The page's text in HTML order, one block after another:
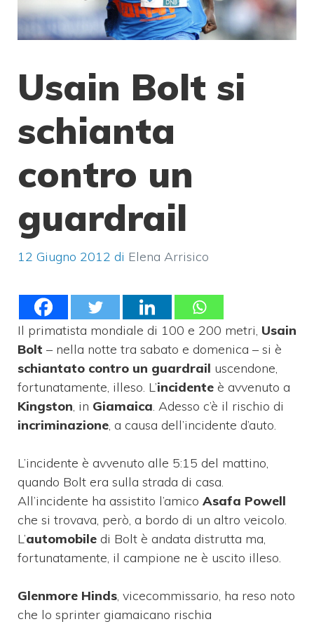
Usain Bolt si
schianta
contro un
guardrail
12 Giugno 2012 di Elena Arrisico
Il primatista mondiale di 100 e 200 metri, Usain
Bolt – nella notte tra sabato e domenica – si è
schiantato contro un guardrail uscendone,
fortunatamente, illeso. L’incidente è avvenuto a
Kingston, in Giamaica. Adesso c’è il rischio di
incriminazione, a causa dell’incidente d’auto.
L’incidente è avvenuto alle 5:15 del mattino,
quando Bolt era sulla strada di casa.
All’incidente ha assistito l’amico Asafa Powell
che si trovava, però, a bordo di un altro veicolo.
L’automobile di Bolt è andata distrutta ma,
fortunatamente, il campione ne è uscito illeso.
Glenmore Hinds, vicecommissario, ha reso noto
che lo sprinter giamaicano rischia